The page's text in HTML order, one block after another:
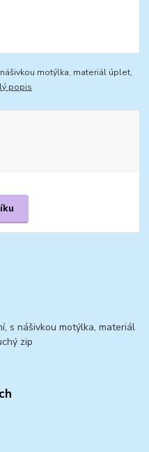
motýlka, materiál úplet,
popis
s nášivkou motýlka, materiál
zip